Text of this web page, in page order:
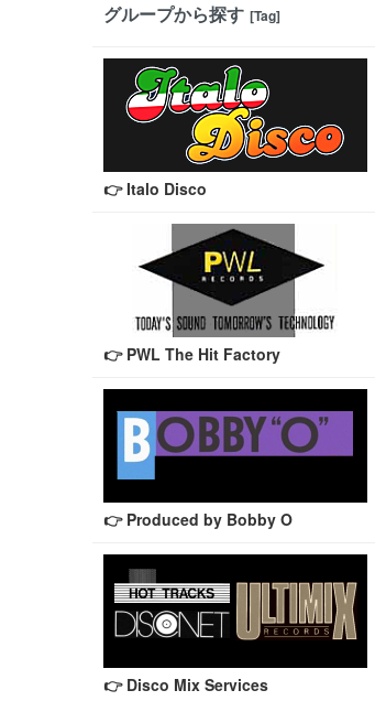
グループから探す [Tag]
👉 Italo Disco
👉 PWL The Hit Factory
👉 Produced by Bobby O
👉 Disco Mix Services